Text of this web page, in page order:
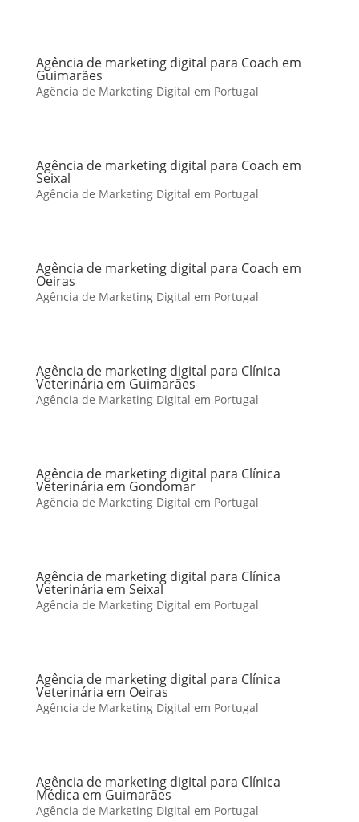
Agência de marketing digital para Coach em
Guimarães
Agência de Marketing Digital em Portugal
Agência de marketing digital para Coach em
Seixal
Agência de Marketing Digital em Portugal
Agência de marketing digital para Coach em
Oeiras
Agência de Marketing Digital em Portugal
Agência de marketing digital para Clínica
Veterinária em Guimarães
Agência de Marketing Digital em Portugal
Agência de marketing digital para Clínica
Veterinária em Gondomar
Agência de Marketing Digital em Portugal
Agência de marketing digital para Clínica
Veterinária em Seixal
Agência de Marketing Digital em Portugal
Agência de marketing digital para Clínica
Veterinária em Oeiras
Agência de Marketing Digital em Portugal
Agência de marketing digital para Clínica
Médica em Guimarães
Agência de Marketing Digital em Portugal